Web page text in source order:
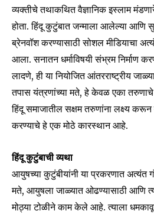
व्यक्तीचे तथाकथित वैज्ञानिक इस्लाम
होता. हिंदू कुटुंबात जन्माला आलेल्या आणि
ब्रेनवॉश करण्यासाठी सोशल मीडियाचा
आला. सनातन धर्माविषयी संभ्रम निर्माण
लादणे, ही या नियोजित आंतरराष्ट्रीय
तपास यंत्रणांच्या मते, हे केवळ एका
हिंदू समाजातील सक्षम तरुणांना लक्ष्य
करण्याचे हे एक मोठे कारस्थान आहे.
हिंदू कुटुंबाची व्यथा
आयुषच्या कुटुंबीयांनी या प्रकरणात अत्यंत
मते, आयुषला जाळ्यात ओढण्यासाठी आणि
मोठ्या टोळीने काम केले आहे. त्याला